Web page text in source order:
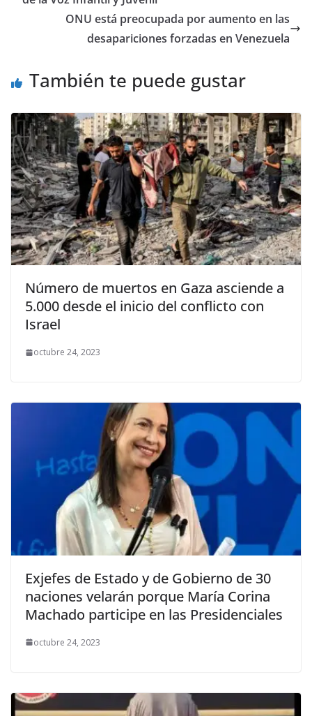
ONU está preocupada por aumento en las
desapariciones forzadas en Venezuela
También te puede gustar
Número de muertos en Gaza asciende a
5.000 desde el inicio del conflicto con
Israel
octubre 24, 2023
Exjefes de Estado y de Gobierno de 30
naciones velarán porque María Corina
Machado participe en las Presidenciales
octubre 24, 2023